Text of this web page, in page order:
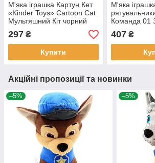
М'яка іграшка Картун Кет
«Kinder Toys» Cartoon Cat
Мультяшний Кіт чорний
32*12*10 см (00216-01)
297 ₴
Купити
М'яка
Команда 01
см (00113-8)
407₴
Акційні пропозиції та новинки
–5% –5%